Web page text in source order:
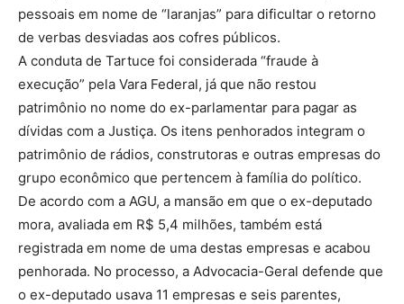
pessoais em nome de “laranjas” para dificultar o retorno
de verbas desviadas aos cofres públicos.
A conduta de Tartuce foi considerada “fraude à
execução” pela Vara Federal, já que não restou
patrimônio no nome do ex-parlamentar para pagar as
dívidas com a Justiça. Os itens penhorados integram o
patrimônio de rádios, construtoras e outras empresas do
grupo econômico que pertencem à família do político.
De acordo com a AGU, a mansão em que o ex-deputado
mora, avaliada em R$ 5,4 milhões, também está
registrada em nome de uma destas empresas e acabou
penhorada. No processo, a Advocacia-Geral defende que
o ex-deputado usava 11 empresas e seis parentes,